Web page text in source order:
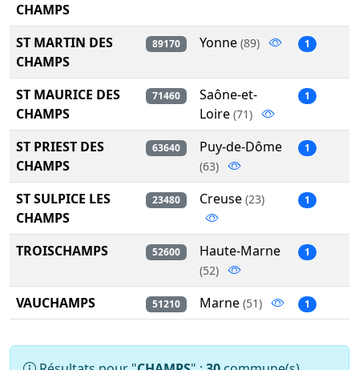
CHAMPS
ST MARTIN DES
CHAMPS
89170 Yonne (89) 1
ST MAURICE DES
CHAMPS
71460
Saône-et-
Loire (71)
1
ST PRIEST DES
CHAMPS
63640 Puy-de-Dôme
(63)
1
ST SULPICE LES
CHAMPS
23480 Creuse (23) 1
TROISCHAMPS 52600 Haute-Marne
(52)
1
VAUCHAMPS 51210 Marne (51) 1